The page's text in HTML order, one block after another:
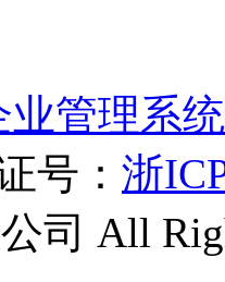
业管理系
号： 浙
司 All